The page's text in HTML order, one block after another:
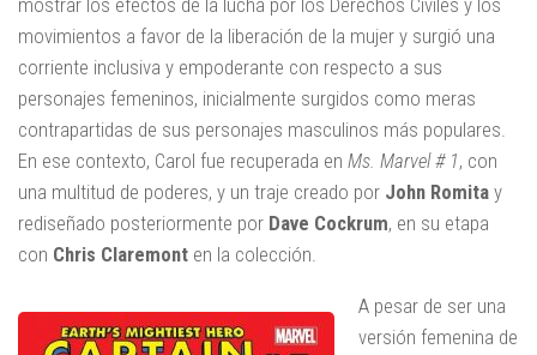
mostrar los efectos de la lucha por los Derechos Civiles y los
movimientos a favor de la liberación de la mujer y surgió una
corriente inclusiva y empoderante con respecto a sus
personajes femeninos, inicialmente surgidos como meras
contrapartidas de sus personajes masculinos más populares.
En ese contexto, Carol fue recuperada en Ms. Marvel # 1, con
una multitud de poderes, y un traje creado por John Romita y
rediseñado posteriormente por Dave Cockrum, en su etapa
con Chris Claremont en la colección.
A pesar de ser una
versión femenina de